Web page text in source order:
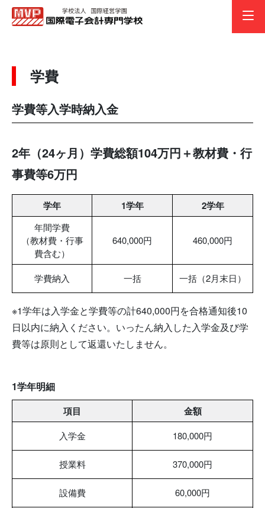
メニ
学費
学費等入学時納入金
2年（24ヶ月）学費総額104万円＋教材費・行
事費等6万円
学年 1学年 2学年
年間学費
（教材費・行事
費含む）
640,000円 460,000円
学費納入 一括 一括（2月末日）
※1学年は入学金と学費等の計640,000円を合格通知後10
日以内に納入ください。いったん納入した入学金及び学
費等は原則として返還いたしません。
1学年明細
項目 金額
入学金 180,000円
授業料 370,000円
設備費 60,000円